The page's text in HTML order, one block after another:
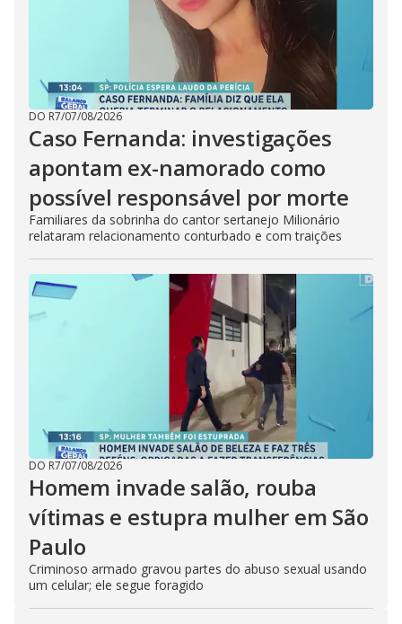
DO R7/07/08/2026
Caso Fernanda: investigações
apontam ex-namorado como
possível responsável por morte
Familiares da sobrinha do cantor sertanejo Milionário
relataram relacionamento conturbado e com traições
DO R7/07/08/2026
Homem invade salão, rouba
vítimas e estupra mulher em São
Paulo
Criminoso armado gravou partes do abuso sexual usando
um celular; ele segue foragido